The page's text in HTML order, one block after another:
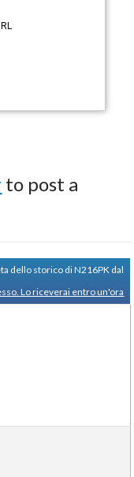
to post a
dello storico di N216PK dal
Lo riceverai entro un'ora